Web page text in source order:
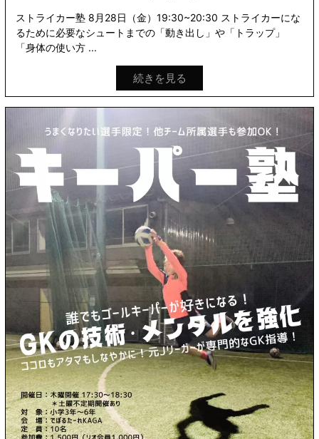
ストライカー塾 8月28日（金）19:30~20:30 ストライカーにな
るために必要なシュートまでの「動き出し」や「トラップ」
「身体の使い方 ...
続きを見る